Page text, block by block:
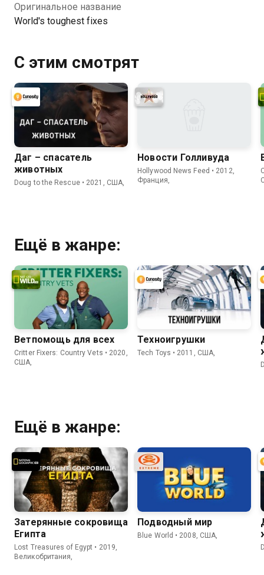
Оригинальное название
World's toughest fixes
С этим смотрят
Даг – спасатель
животных
Doug to the Rescue • 2021, США,
Новости Голливуда
Hollywood News Feed • 2012,
Франция,
Ещё в жанре:
Ветпомощь для всех
Critter Fixers: Country Vets • 2020,
США,
Техноигрушки
Tech Toys • 2011, США,
Ещё в жанре:
Затерянные сокровища
Египта
Lost Treasures of Egypt • 2019,
Великобритания,
Подводный мир
Blue World • 2008, США,